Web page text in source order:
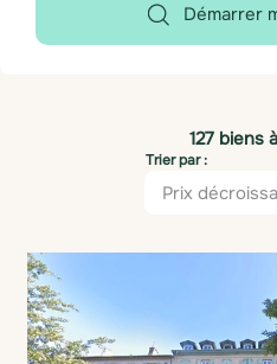
Démarrer
127 biens
Trier par :